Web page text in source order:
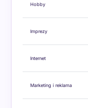
Hobby
Imprezy
Internet
Marketing i reklama